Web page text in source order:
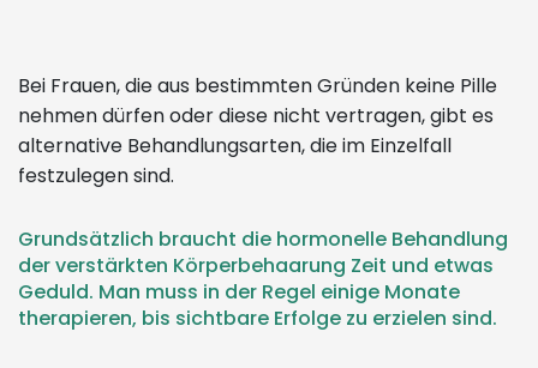
Bei Frauen, die aus bestimmten Gründen keine Pille
nehmen dürfen oder diese nicht vertragen, gibt es
alternative Behandlungsarten, die im Einzelfall
festzulegen sind.
Grundsätzlich braucht die hormonelle Behandlung
der verstärkten Körperbehaarung Zeit und etwas
Geduld. Man muss in der Regel einige Monate
therapieren, bis sichtbare Erfolge zu erzielen sind.